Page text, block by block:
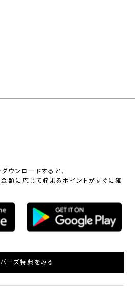
ウンロードすると、
額に応じて貯まるポイントがすぐに確
ーズ特典をみる